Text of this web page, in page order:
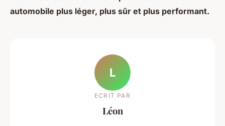
automobile plus léger, plus sûr et plus performant.
L
ECRIT PAR
Léon